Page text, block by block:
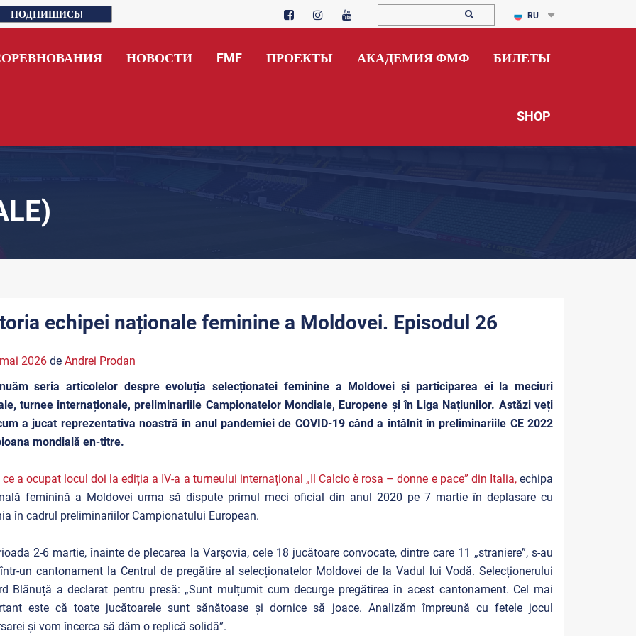
ПОДПИШИСЬ! RU
НОВОСТИ FMF ПРОЕКТЫ АКАДЕМИЯ ФМФ БИЛЕТЫ
SHOP
echipei naționale feminine a Moldovei. Episodul 26
2026de Andrei Prodan
seria articolelor despre evoluția selecționatei feminine a Moldovei și participarea ei la meciuri
turnee internaționale, preliminariile Campionatelor Mondiale, Europene și în Liga Națiunilor. Astăzi veți
a jucat reprezentativa noastră în anul pandemiei de COVID-19 când a întâlnit în preliminariile CE 2022
mondială en-titre.
ce a ocupat locul doi la ediția a IV-a a turneului internațional „Il Calcio è rosa – donne e pace” din Italia, echipa
feminină a Moldovei urma să dispute primul meci oficial din anul 2020 pe 7 martie în deplasare cu
în cadrul preliminariilor Campionatului European.
2-6 martie, înainte de plecarea la Varșovia, cele 18 jucătoare convocate, dintre care 11 „straniere”, s-au
un cantonament la Centrul de pregătire al selecționatelor Moldovei de la Vadul lui Vodă. Selecționerului
Blănuță a declarat pentru presă: „Sunt mulțumit cum decurge pregătirea în acest cantonament. Cel mai
este că toate jucătoarele sunt sănătoase și dornice să joace. Analizăm împreună cu fetele jocul
și vom încerca să dăm o replică solidă”.